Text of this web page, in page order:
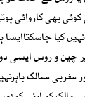
بھی کاروائی
کیا جاسکتاایسا
پر چین و روس
ممالک